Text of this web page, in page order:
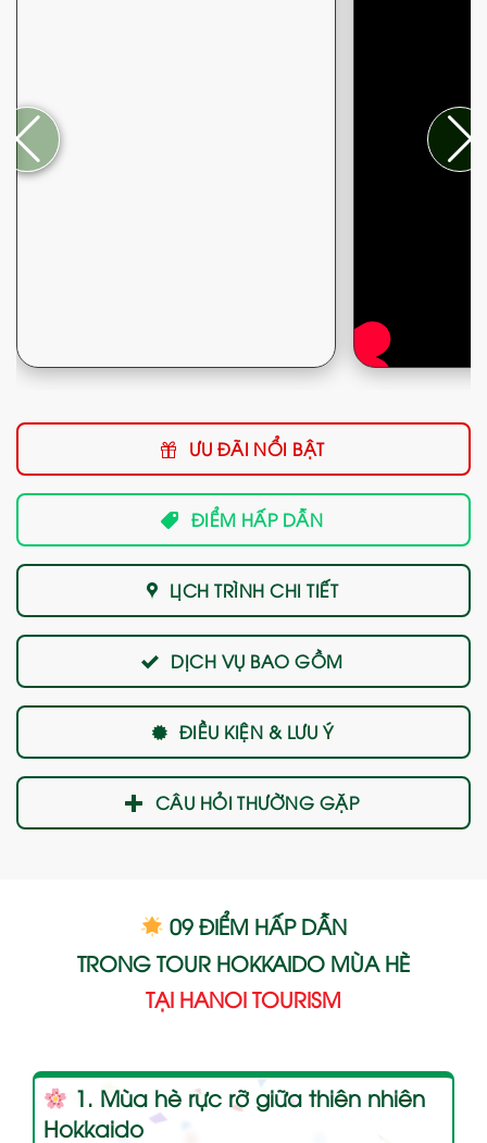
09 ĐIỂM HẤP DẪN
TRONG TOUR HOKKAIDO MÙA HÈ
TẠI HANOI TOURISM
1. Mùa hè rực rỡ giữa thiên nhiên
Hokkaido
ƯU ĐÃI NỔI BẬT
ĐIỂM HẤP DẪN
LỊCH TRÌNH CHI TIẾT
DỊCH VỤ BAO GỒM
ĐIỀU KIỆN & LƯU Ý
CÂU HỎI THƯỜNG GẶP